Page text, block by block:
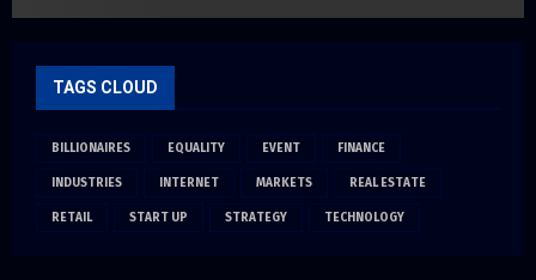
TAGS CLOUD
BILLIONAIRES EQUALITY EVENT FINANCE
INDUSTRIES INTERNET MARKETS REAL ESTATE
RETAIL START UP STRATEGY TECHNOLOGY